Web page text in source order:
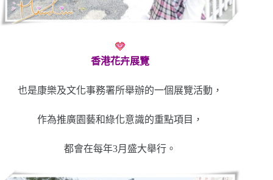
香港花卉展覽
也是康樂及文化事務署所舉辦的一個展覽活動，
作為推廣園藝和綠化意識的重點項目，
都會在每年3月盛大舉行。